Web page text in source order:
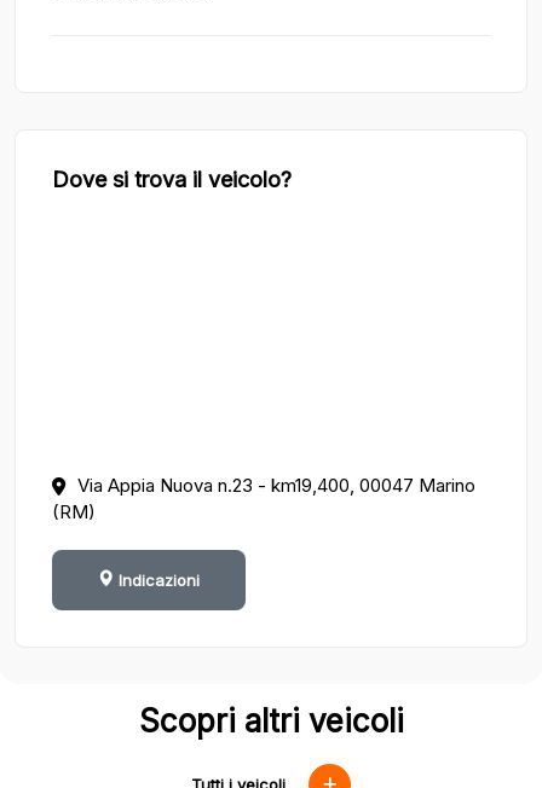
Dove si trova il veicolo?
Via Appia Nuova n.23 - km19,400, 00047 Marino
(RM)
Indicazioni
Scopri altri veicoli